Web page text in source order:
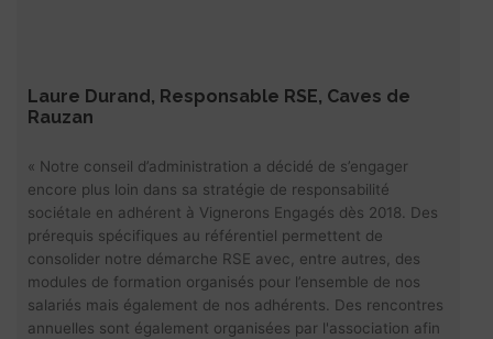
Laure Durand, Responsable RSE, Caves de
Rauzan
« Notre conseil d’administration a décidé de s’engager
encore plus loin dans sa stratégie de responsabilité
sociétale en adhérent à Vignerons Engagés dès 2018. Des
prérequis spécifiques au référentiel permettent de
consolider notre démarche RSE avec, entre autres, des
modules de formation organisés pour l’ensemble de nos
salariés mais également de nos adhérents. Des rencontres
annuelles sont également organisées par l'association afin